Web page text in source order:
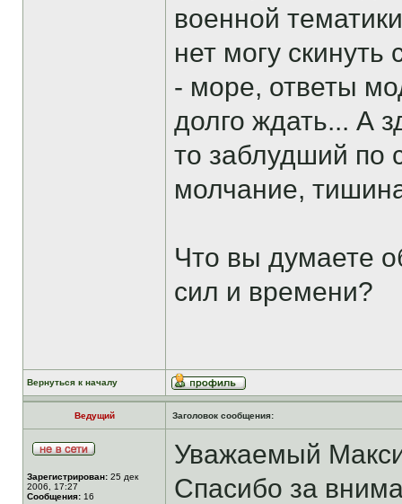
военной
нет могу
- море, ответы
долго ждать... А
то заблудший по
молчание,
Что вы думаете
сил и времени?
Вернуться к началу
Ведущий Заголовок сообщения:
Зарегистрирован: 25 дек
2006, 17:27
Сообщения: 16
Уважаемый
Спасибо за